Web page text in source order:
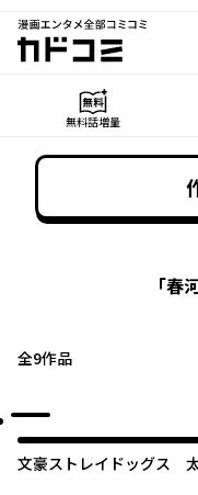
漫画エンタメ全部コミ
カドコミ
無料話増量
「春
全9作品
文豪ストレイドッグス